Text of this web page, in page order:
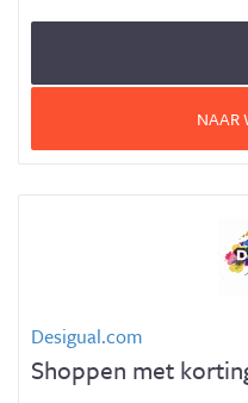
NAAR
Desigual.com
Shoppen met